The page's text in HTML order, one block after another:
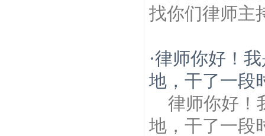
找你们律师主
·律师你好！
地，干了一段
律师你好！
地，干了一段